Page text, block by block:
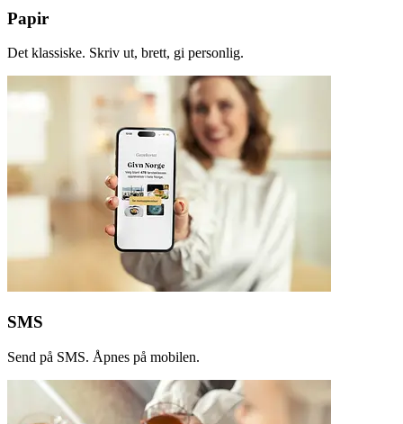
Papir
Det klassiske. Skriv ut, brett, gi personlig.
SMS
Send på SMS. Åpnes på mobilen.